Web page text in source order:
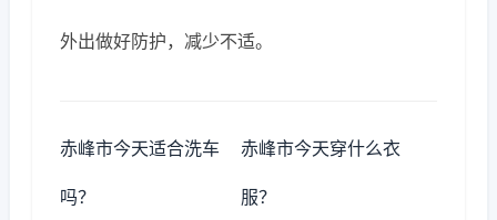
外出做好防护，减少不适。
赤峰市今天适合洗车
吗？
赤峰市今天穿什么衣
服？